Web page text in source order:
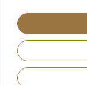
© 2025 AZVDO